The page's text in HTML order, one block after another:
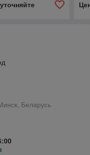
Беларусь